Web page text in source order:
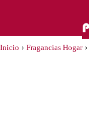
Inicio › Fragancias Hogar ›